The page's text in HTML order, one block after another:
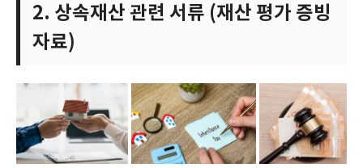
2. 상속재산 관련 서류 (재산 평가 증빙
자료)